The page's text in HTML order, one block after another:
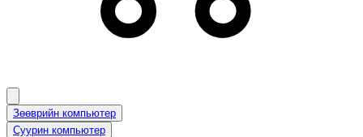
Зөөврийн компьютер
Суурин компьютер